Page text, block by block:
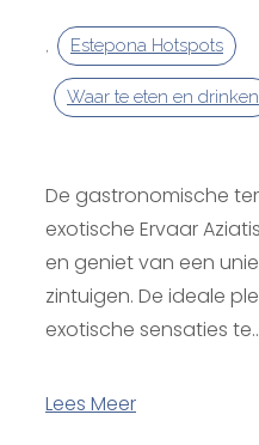
Estepona Hotspots
,
Waar te eten en drinken
De gastronomische
exotische Ervaar
en geniet van een
zintuigen. De ideale
exotische sensaties
Lees Meer